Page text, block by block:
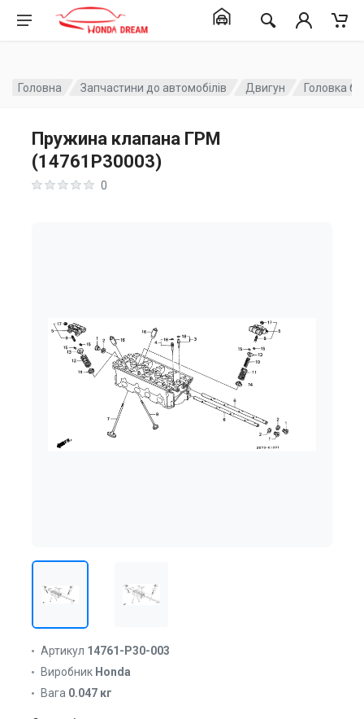
Головна Запчастини до автомобілів Двигун Головка
Пружина клапана ГРМ
(14761P30003)
0
Артикул 14761-P30-003
Виробник Honda
Вага 0.047 кг